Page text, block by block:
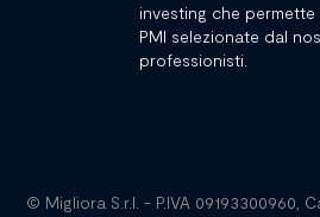
investing che permette
PMI selezionate dal
professionisti.
© Migliora S.r.l. - P.IVA 09193300960,